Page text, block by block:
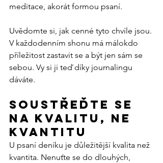
meditace, akorát formou psaní.
Uvědomte si, jak cenné tyto chvíle jsou.
V každodenním shonu má málokdo
příležitost zastavit se a být jen sám se
sebou. Vy si ji teď díky journalingu
dáváte.
Soustřeďte se
na kvalitu, ne
kvantitu
U psaní deníku je důležitější kvalita než
kvantita. Nenuťte se do dlouhých,